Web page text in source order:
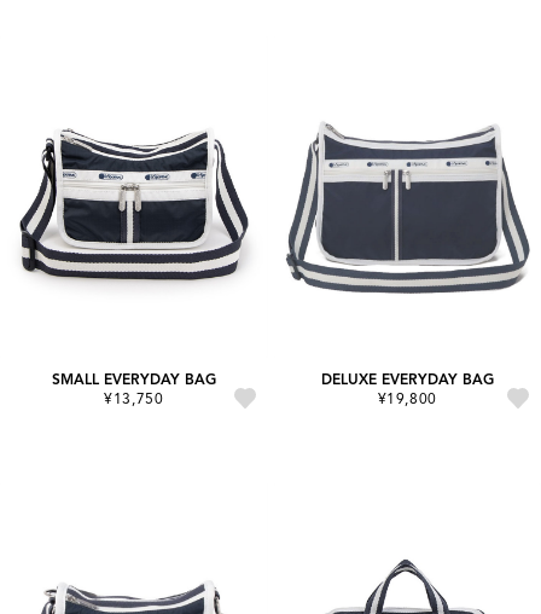
SMALL EVERYDAY BAG
¥13,750
DELUXE EVERYDAY BAG
¥19,800